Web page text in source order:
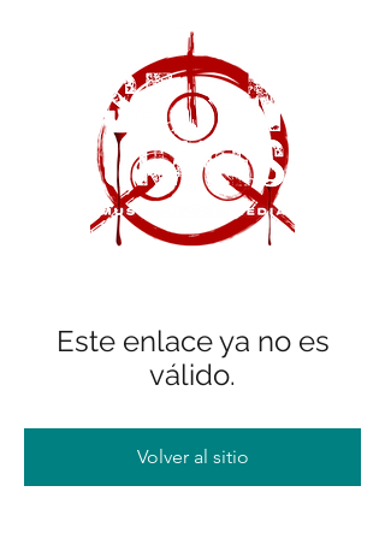
Este enlace ya no es
válido.
Volver al sitio